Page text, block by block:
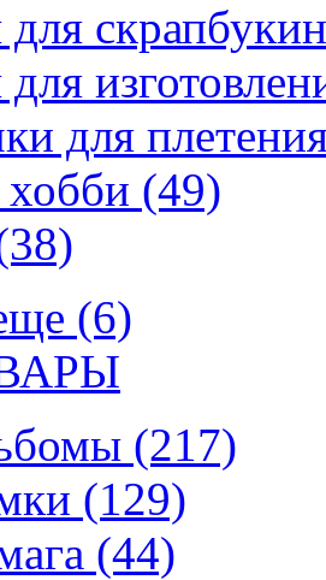
для
(49)
(6)
(217)
(129)
(44)